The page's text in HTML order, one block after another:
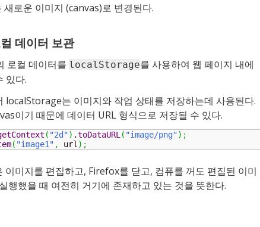
로운 이미지 (canvas)로 변경된다.
데이터 보관
로컬 데이터를 localStorage를 사용하여 웹 페이지 내에
있다.
localStorage는 이미지와 작업 상태를 저장하는데 사용된다.
이기 때문에 데이터 URL 형식으로 저장될 수 있다.
( "2d") .toDataURL ( "image/png") ;
( "image1" , url ) ;
미지를 편집하고, Firefox를 닫고, 컴퓨를 꺼도 편집된 이미
행했을 때 여전히 거기에 존재하고 있는 것을 뜻한다.